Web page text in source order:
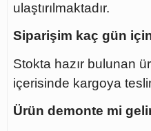
ulaştırılmaktadır.
Siparişim kaç gün
Stokta hazır bulunan
içerisinde kargoya
Ürün demonte mi